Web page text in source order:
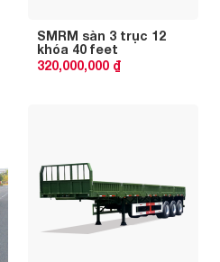
SMRM sàn 3 trục 12
khóa 40 feet
320,000,000 ₫